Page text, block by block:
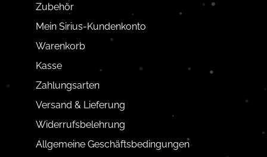
Zubehör
Mein Sirius-Kundenkonto
Warenkorb
Kasse
Zahlungsarten
Versand & Lieferung
Widerrufsbelehrung
Allgemeine Geschäftsbedingungen